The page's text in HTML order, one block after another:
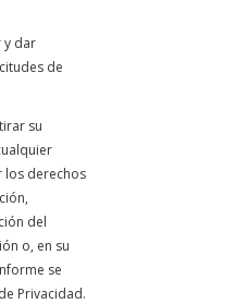
y dar
de
su
los derechos
del
o, en su
se
Privacidad.